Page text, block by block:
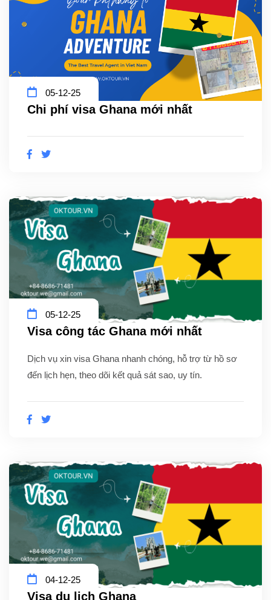
05-12-25
Chi phí visa Ghana mới nhất
05-12-25
Visa công tác Ghana mới nhất
Dịch vụ xin visa Ghana nhanh chóng, hỗ trợ từ hồ sơ
đến lịch hẹn, theo dõi kết quả sát sao, uy tín.
04-12-25
Visa du lịch Ghana